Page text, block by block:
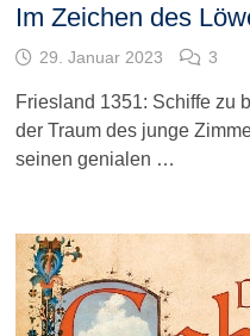
Im Zeichen des
29. Januar 2023 3
Friesland 1351: Schiffe zu
der Traum des junge
seinen genialen …